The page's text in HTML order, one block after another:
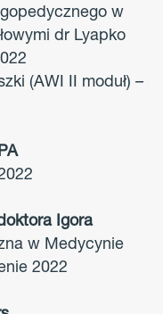
w
dr Lyapko
(AWI II moduł) –
Igora
w Medycynie
2022